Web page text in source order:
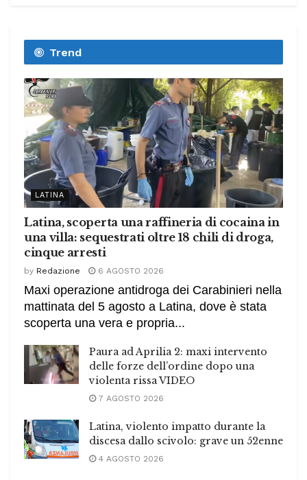
Trend
LATINA
Latina, scoperta una raffineria di cocaina in
una villa: sequestrati oltre 18 chili di droga,
cinque arresti
by Redazione 6 AGOSTO 2026
Maxi operazione antidroga dei Carabinieri nella
mattinata del 5 agosto a Latina, dove è stata
scoperta una vera e propria...
Paura ad Aprilia 2: maxi intervento
delle forze dell’ordine dopo una
violenta rissa VIDEO
7 AGOSTO 2026
Latina, violento impatto durante la
discesa dallo scivolo: grave un 52enne
4 AGOSTO 2026